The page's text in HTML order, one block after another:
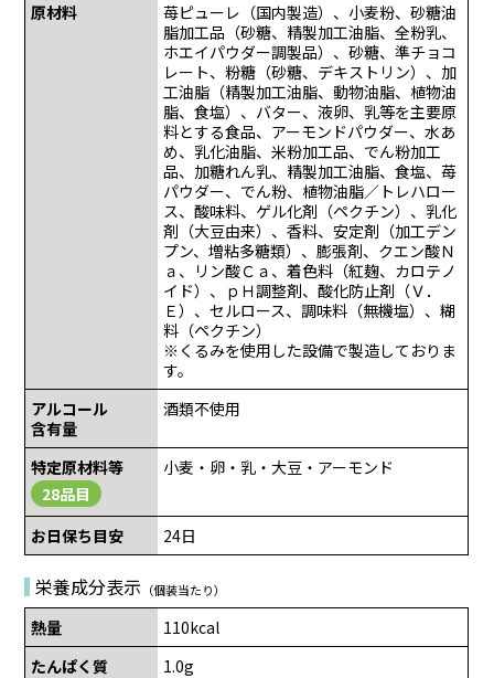
原材料
苺ピューレ（国内製造）、小麦粉、砂糖油
脂加工品（砂糖、精製加工油脂、全粉乳、
ホエイパウダー調製品）、砂糖、準チョコ
レート、粉糖（砂糖、デキストリン）、加
工油脂（精製加工油脂、動物油脂、植物油
脂、食塩）、バター、液卵、乳等を主要原
料とする食品、アーモンドパウダー、水あ
め、乳化油脂、米粉加工品、でん粉加工
品、加糖れん乳、精製加工油脂、食塩、苺
パウダー、でん粉、植物油脂／トレハロー
ス、酸味料、ゲル化剤（ペクチン）、乳化
剤（大豆由来）、香料、安定剤（加工デン
プン、増粘多糖類）、膨張剤、クエン酸Ｎ
ａ、リン酸Ｃａ、着色料（紅麹、カロテノ
イド）、ｐＨ調整剤、酸化防止剤（Ｖ．
Ｅ）、セルロース、調味料（無機塩）、糊
料（ペクチン）
※くるみを使用した設備で製造しておりま
す。
アルコール
含有量
酒類不使用
特定原材料等
28品目
小麦・卵・乳・大豆・アーモンド
お日保ち目安 24日
栄養成分表示 （個装当たり）
熱量
110kcal
たんぱく質
1.0g